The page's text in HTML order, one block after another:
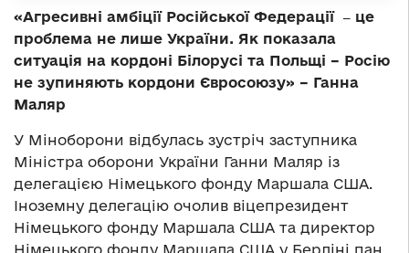
«Агресивні амбіції Російської Федерації ‒ це
проблема не лише України. Як показала
ситуація на кордоні Білорусі та Польщі – Росію
не зупиняють кордони Євросоюзу» – Ганна
Маляр
У Міноборони відбулась зустріч заступника
Міністра оборони України Ганни Маляр із
делегацією Німецького фонду Маршала США.
Іноземну делегацію очолив віцепрезидент
Німецького фонду Маршала США та директор
Німецького фонду Маршала США у Берліні пан